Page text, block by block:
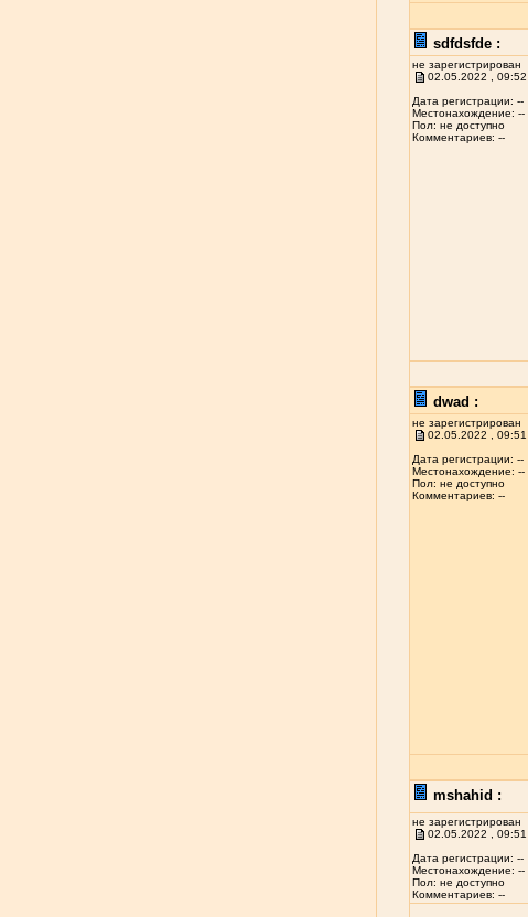
sdfdsfde :
не зарегистрирован
02.05.2022 , 09:52
Дата регистрации: --
Местонахождение: --
Пол: не доступно
Комментариев: --
dwad :
не зарегистрирован
02.05.2022 , 09:51
Дата регистрации: --
Местонахождение: --
Пол: не доступно
Комментариев: --
mshahid :
не зарегистрирован
02.05.2022 , 09:51
Дата регистрации: --
Местонахождение: --
Пол: не доступно
Комментариев: --